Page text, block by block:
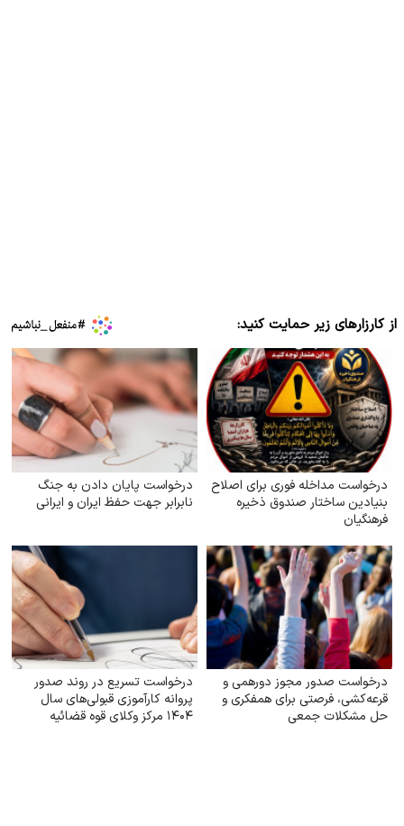
از کارزارهای زیر حمایت کنید:
درخواست مداخله فوری برای اصلاح
بنیادین ساختار صندوق ذخیره
فرهنگیان
درخواست پایان دادن به جنگ
نابرابر جهت حفظ ایران و ایرانی
درخواست صدور مجوز دورهمی و
قرعه‌کشی، فرصتی برای همفکری و
حل مشکلات جمعی
درخواست تسریع در روند صدور
پروانه کارآموزی قبولی‌های سال
۱۴۰۴ مرکز وکلای قوه‌ قضائیه